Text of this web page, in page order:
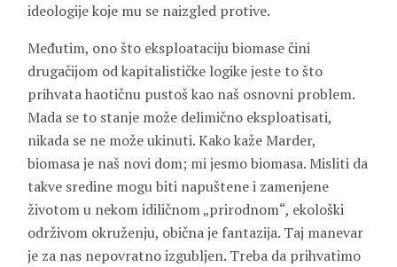
ideologije koje mu se naizgled protive.
Međutim, ono što eksploataciju biomase čini
drugačijom od kapitalističke logike jeste to što
prihvata haotičnu pustoš kao naš osnovni problem.
Mada se to stanje može delimično eksploatisati,
nikada se ne može ukinuti. Kako kaže Marder,
biomasa je naš novi dom; mi jesmo biomasa. Misliti da
takve sredine mogu biti napuštene i zamenjene
životom u nekom idiličnom „prirodnom“, ekološki
održivom okruženju, obična je fantazija. Taj manevar
je za nas nepovratno izgubljen. Treba da prihvatimo